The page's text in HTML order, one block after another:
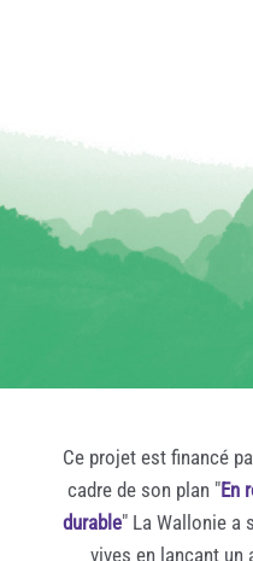
Ce projet est financé
cadre de son plan "En
durable" La Wallonie a
vives en lançant un